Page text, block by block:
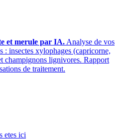
et merule par IA.Analyse de vos
: insectes xylophages (capricorne,
champignons lignivores. Rapport
de traitement.
etes ici